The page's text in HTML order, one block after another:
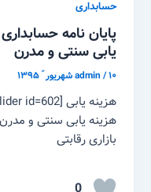
حسابداری
پایان نامه
یابی سنتی و مدرن
admin/۱۰ شهریور ّ ۱۳۹۵
هزینه یابی سنتی و
بازاری رقابتی